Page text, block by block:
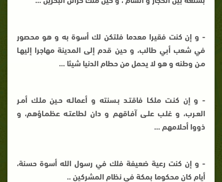
- و إن كنت فقيرا معدما فلتكن لك أسوة به و هو محصور
في شعب أبي طالب، و حين قدم إلى المدينة مهاجرا إليهـا
مـن وطنه و هو لا يحمل من حطام الدنيا شيئا ...
- و إن كنـت ملكـا فاقتـد بـسنته و أعمالـه حـين ملـك أمـر
العـرب، و غلـب علـى آفـاقهم و دان لطاعتـه عظمـاؤهم، و
ذووا أحلامهم ...
- و إن كنت رعية ضعيفة فلك في رسول الله أسوة حسنة،
أيام كان محكوما بمكة في نظام المشركين ..